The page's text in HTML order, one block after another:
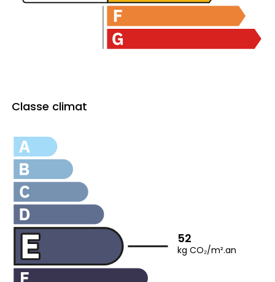
Classe climat
52
kg CO₂/m².an